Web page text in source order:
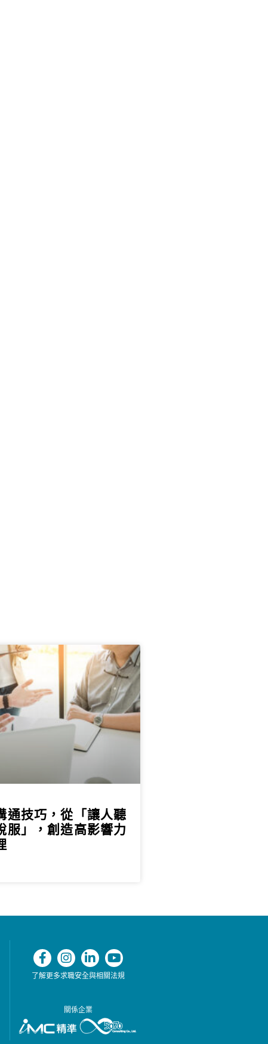
通技巧，從「讓人聽
服」，創造高影響力
了解更多求職安全與相關法規
關係企業